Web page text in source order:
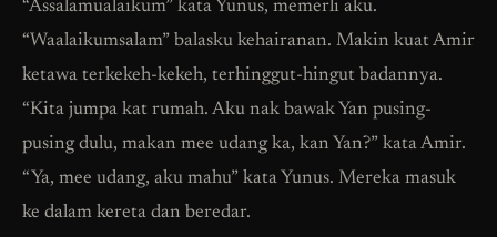
“Assalamualaikum” kata Yunus, memerli aku.
“Waalaikumsalam” balasku kehairanan. Makin kuat Amir
ketawa terkekeh-kekeh, terhinggut-hingut badannya.
“Kita jumpa kat rumah. Aku nak bawak Yan pusing-
pusing dulu, makan mee udang ka, kan Yan?” kata Amir.
“Ya, mee udang, aku mahu” kata Yunus. Mereka masuk
ke dalam kereta dan beredar.